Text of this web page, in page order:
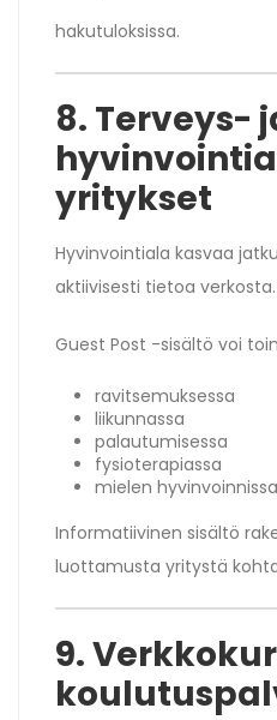
hakutuloksissa.
8. Terveys-
yritykset
Hyvinvointiala kasvaa
aktiivisesti tietoa verkosta.
Guest Post -sisältö voi
ravitsemuksessa
liikunnassa
palautumisessa
fysioterapiassa
mielen hyvinvoinnissa
Informatiivinen sisältö
luottamusta yritystä
9.